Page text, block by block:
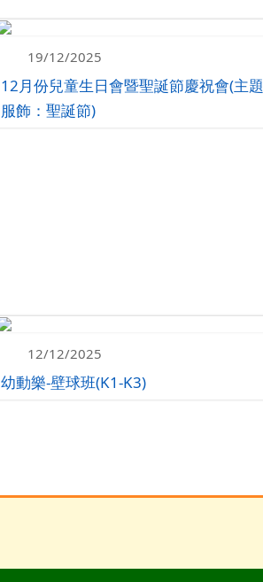
19/12/2025
12月份兒童生日會暨聖誕節慶祝會(主題
服飾：聖誕節)
12/12/2025
幼動樂-壁球班(K1-K3)